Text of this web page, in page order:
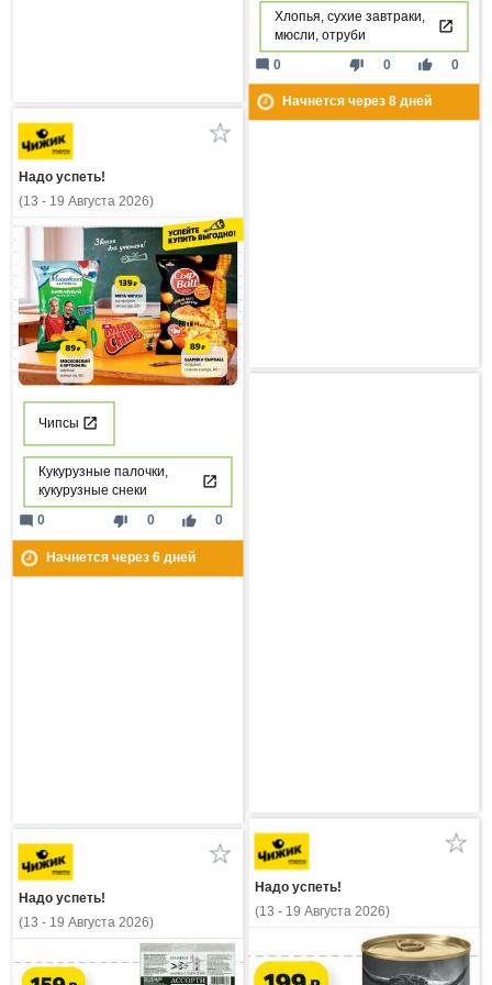
Хлопья, сухие завтраки,
мюсли, отруби
thumb_down 0 thumb_up 0
mode_comment 0
Начнется через 8дней
Надо успеть!
(13 - 19 Августа 2026)
Чипсы
Кукурузные палочки,
кукурузные снеки
thumb_down 0 thumb_up 0
mode_comment 0
Начнется через 6дней
Надо успеть!
(13 - 19 Августа 2026)
Надо успеть!
(13 - 19 Августа 2026)